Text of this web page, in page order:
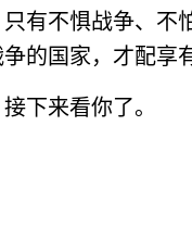
有不惧战争、不
的国家，才配享
来看你了。